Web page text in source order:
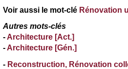
Voir aussi le mot-clé Rénovation
Autres mots-clés
- Architecture [Act.]
- Architecture [Gén.]
- Reconstruction, Rénovation